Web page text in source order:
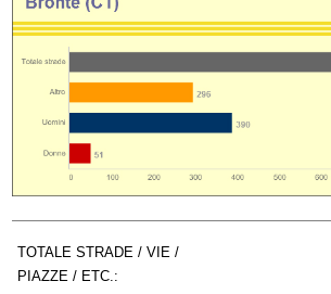
TOTALE STRADE / VIE /
PIAZZE / ETC.: